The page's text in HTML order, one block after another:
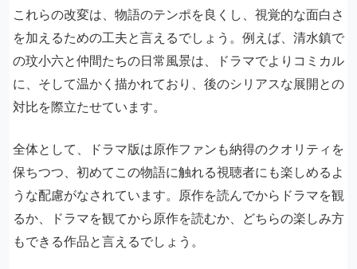
これらの改変は、物語のテンポを良くし、視覚的な面白さ
を加えるための工夫と言えるでしょう。例えば、清水鎮で
の玟小六と仲間たちの日常風景は、ドラマでよりコミカル
に、そして温かく描かれており、後のシリアスな展開との
対比を際立たせています。
全体として、ドラマ版は原作ファンも納得のクオリティを
保ちつつ、初めてこの物語に触れる視聴者にも楽しめるよ
うな配慮がなされています。原作を読んでからドラマを観
るか、ドラマを観てから原作を読むか、どちらの楽しみ方
もできる作品と言えるでしょう。